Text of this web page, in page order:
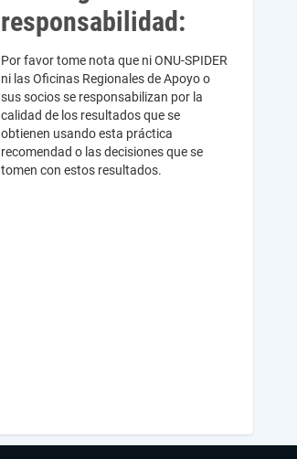
responsabilidad:
Por favor tome nota que ni ONU-SPIDER
ni las Oficinas Regionales de Apoyo o
sus socios se responsabilizan por la
calidad de los resultados que se
obtienen usando esta práctica
recomendad o las decisiones que se
tomen con estos resultados.